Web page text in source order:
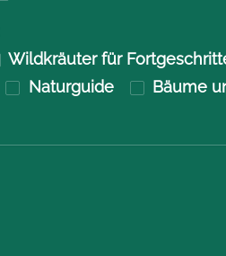
Wildkräuter für
Naturguide
Bäume